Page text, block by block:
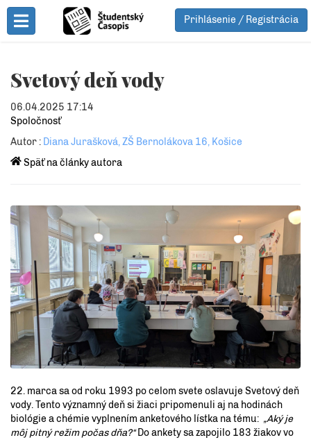
Toggle Menu
Prihlásenie / Registrácia
Svetový deň vody
06.04.2025 17:14
Spoločnosť
Autor : Diana Jurašková, ZŠ Bernolákova 16, Košice
Späť na články autora
22. marca sa od roku 1993 po celom svete oslavuje Svetový deň
vody. Tento významný deň si žiaci pripomenuli aj na hodinách
biológie a chémie vyplnením anketového lístka na tému: „Aký je
môj pitný režim počas dňa?“Do ankety sa zapojilo 183 žiakov vo